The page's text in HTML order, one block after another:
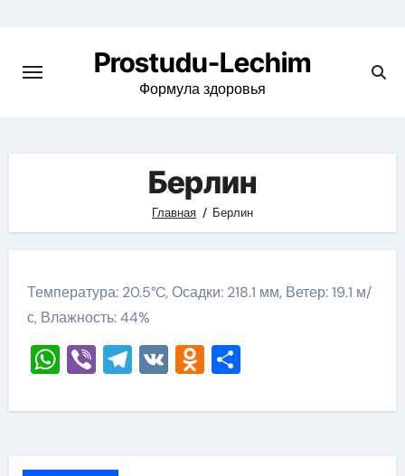
содержимому
Prostudu-Lechim
Формула здоровья
Берлин
Главная Берлин
Температура: 20.5°C, Осадки: 218.1 мм, Ветер: 19.1 м/
с, Влажность: 44%
WhatsApp
ViberTelegram
VKOdnoklassniki
Отправить